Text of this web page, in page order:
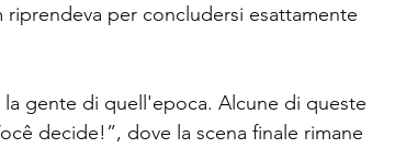
per concludersi esattamente
gente di quell'epoca. Alcune di queste
decide!”, dove la scena finale rimane